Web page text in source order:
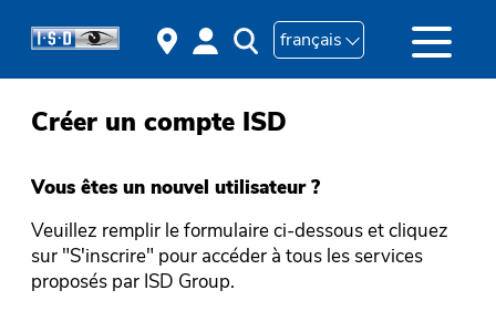
français
Créer un compte ISD
Vous êtes un nouvel utilisateur ?
Veuillez remplir le formulaire ci-dessous et cliquez
sur "S'inscrire" pour accéder à tous les services
proposés par ISD Group.